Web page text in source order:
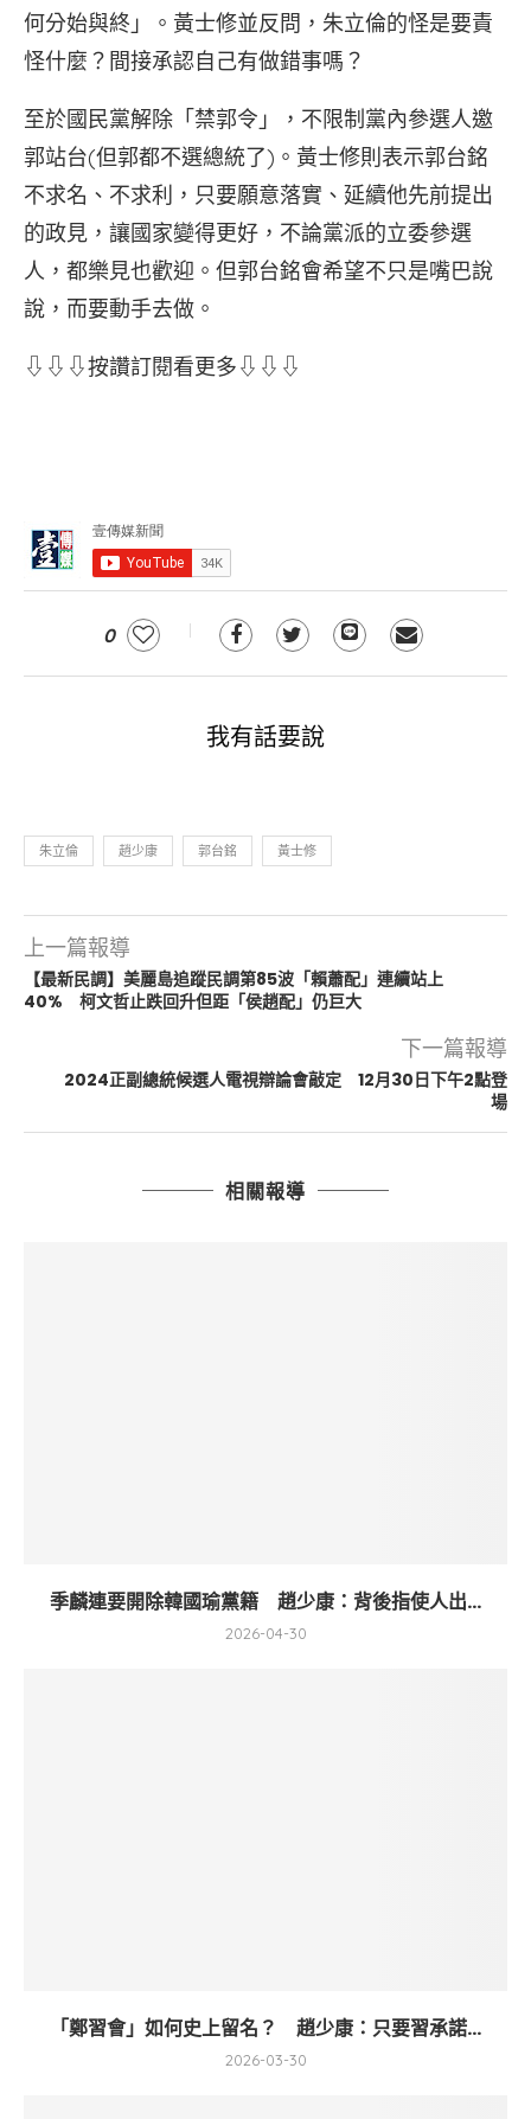
何分始與終」。黃士修並反問，朱立倫的怪是要責
怪什麼？間接承認自己有做錯事嗎？
至於國民黨解除「禁郭令」，不限制黨內參選人邀
郭站台(但郭都不選總統了)。黃士修則表示郭台銘
不求名、不求利，只要願意落實、延續他先前提出
的政見，讓國家變得更好，不論黨派的立委參選
人，都樂見也歡迎。但郭台銘會希望不只是嘴巴說
說，而要動手去做。
⇩⇩⇩按讚訂閱看更多⇩⇩⇩
0
我有話要說
朱立倫 趙少康 郭台銘 黃士修
上一篇報導
【最新民調】美麗島追蹤民調第85波「賴蕭配」連續站上
40% 柯文哲止跌回升但距「侯趙配」仍巨大
下一篇報導
2024正副總統候選人電視辯論會敲定 12月30日下午2點登
場
相關報導
季麟連要開除韓國瑜黨籍 趙少康：背後指使人出...
2026-04-30
「鄭習會」如何史上留名？ 趙少康：只要習承諾...
2026-03-30